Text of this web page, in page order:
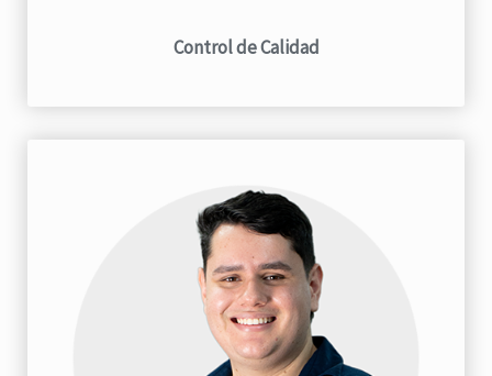
Control de Calidad